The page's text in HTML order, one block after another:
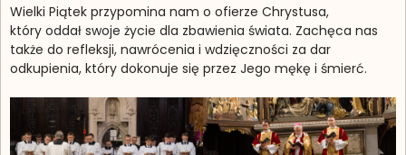
Wielki Piątek przypomina nam o ofierze Chrystusa,
który oddał swoje życie dla zbawienia świata. Zachęca nas
także do refleksji, nawrócenia i wdzięczności za dar
odkupienia, który dokonuje się przez Jego mękę i śmierć.